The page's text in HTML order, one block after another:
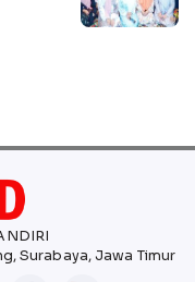
Surabaya, Jawa Timur